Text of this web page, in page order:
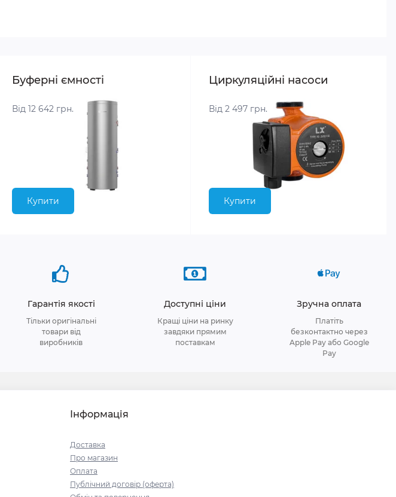
Буферні ємності
Від 12 642 грн.
Купити
Циркуляційні насоси
Від 2 497 грн.
Купити
Гарантія якості
Тільки оригінальні
товари від
виробників
Доступні ціни
Кращі ціни на ринку
завдяки прямим
поставкам
Зручна оплата
Платіть
безконтактно через
Apple Pay або Google
Pay
Інформація
Доставка
Про магазин
Оплата
Публічний договір (оферта)